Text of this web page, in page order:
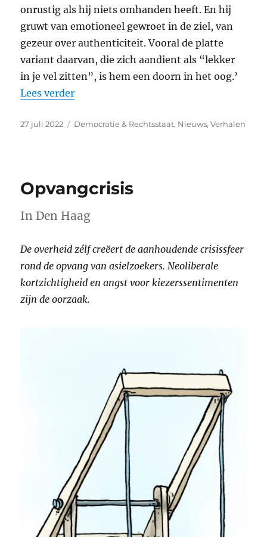
onrustig als hij niets omhanden heeft. En hij
gruwt van emotioneel gewroet in de ziel, van
gezeur over authenticiteit. Vooral de platte
variant daarvan, die zich aandient als “lekker
in je vel zitten”, is hem een doorn in het oog.’
Lees verder“Anton Zijderveld (21 november 1937 ~
Geplaatst
27 juli 2022 Categorieën
Democratie & Rechtsstaat, Nieuws,Verhalen
Opvangcrisis
In Den Haag
De overheid zélf creëert de aanhoudende crisissfeer
rond de opvang van asielzoekers. Neoliberale
kortzichtigheid en angst voor kiezerssentimenten
zijn de oorzaak.